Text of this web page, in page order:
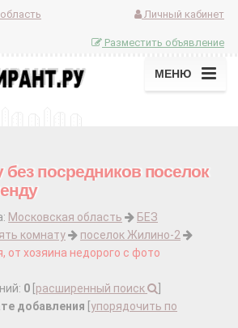
Личный кабинет
Разместить объявление
МЕНЮ
без посредников поселок
Московская область
БЕЗ
комнату
поселок Жилино-2
от хозяина недорого с фото
0 расширенный поиск
добавления упорядочить по